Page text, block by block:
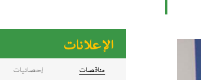
الإعلانات
ﻣﻨﺎﻗﺼﺎت إحصائيات